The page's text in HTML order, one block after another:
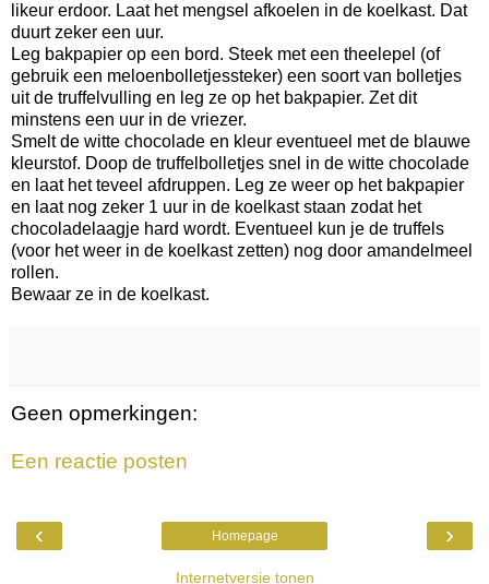
likeur erdoor. Laat het mengsel afkoelen in de koelkast. Dat
duurt zeker een uur.
Leg bakpapier op een bord. Steek met een theelepel (of
gebruik een meloenbolletjessteker) een soort van bolletjes
uit de truffelvulling en leg ze op het bakpapier. Zet dit
minstens een uur in de vriezer.
Smelt de witte chocolade en kleur eventueel met de blauwe
kleurstof. Doop de truffelbolletjes snel in de witte chocolade
en laat het teveel afdruppen. Leg ze weer op het bakpapier
en laat nog zeker 1 uur in de koelkast staan zodat het
chocoladelaagje hard wordt. Eventueel kun je de truffels
(voor het weer in de koelkast zetten) nog door amandelmeel
rollen.
Bewaar ze in de koelkast.
Geen opmerkingen:
Een reactie posten
‹ ›
Homepage
Internetversie tonen